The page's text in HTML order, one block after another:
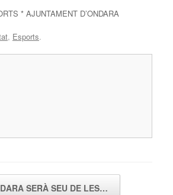
* AJUNTAMENT D’ONDARA
, Esports.
SERÀ SEU DE LES…